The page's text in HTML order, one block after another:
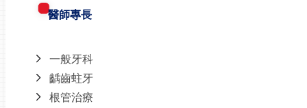
醫師專長
一般牙科
齲齒蛀牙
根管治療